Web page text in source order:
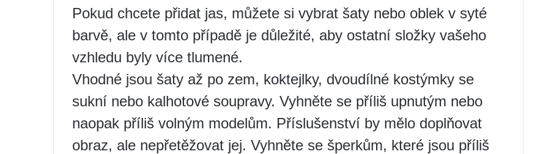
Pokud chcete přidat jas, můžete si vybrat šaty nebo oblek v syté
barvě, ale v tomto případě je důležité, aby ostatní složky vašeho
vzhledu byly více tlumené.
Vhodné jsou šaty až po zem, koktejlky, dvoudílné kostýmky se
sukní nebo kalhotové soupravy. Vyhněte se příliš upnutým nebo
naopak příliš volným modelům. Příslušenství by mělo doplňovat
obraz, ale nepřetěžovat jej. Vyhněte se šperkům, které jsou příliš